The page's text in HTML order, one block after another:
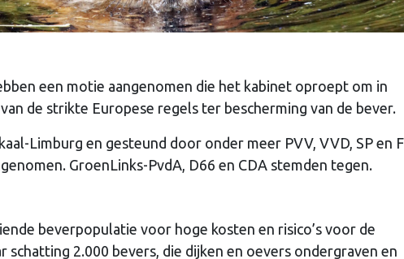
een motie aangenomen die het kabinet oproept om in
de strikte Europese regels ter bescherming van de bever.
Limburg en gesteund door onder meer PVV, VVD, SP en
GroenLinks-PvdA, D66 en CDA stemden tegen.
beverpopulatie voor hoge kosten en risico’s voor de
schatting 2.000 bevers, die dijken en oevers ondergraven en